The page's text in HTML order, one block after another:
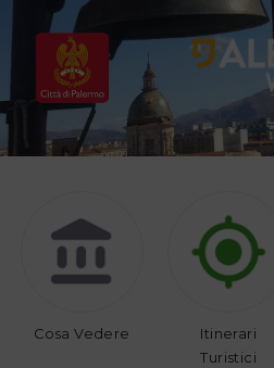
Home
Vivi
Palermo
Organizza
tuo
Cosa Vedere
Itinerari
Turistici